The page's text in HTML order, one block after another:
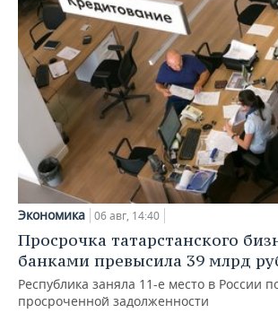
Экономика 06 авг, 14:40
Просрочка татарстанского
банками превысила 39 млрд
Республика заняла 11-е место в России
просроченной задолженности